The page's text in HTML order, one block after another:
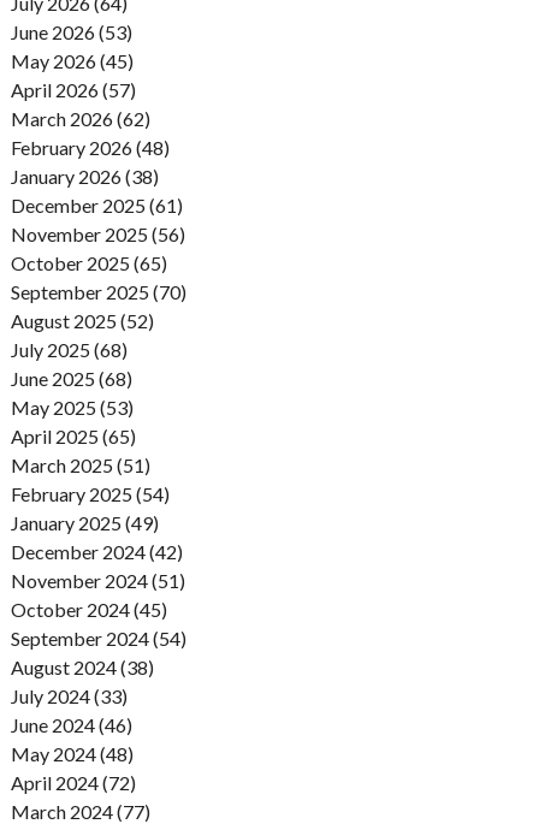
June 2026 (53)
May 2026 (45)
April 2026 (57)
March 2026 (62)
February 2026 (48)
January 2026 (38)
December 2025 (61)
November 2025 (56)
October 2025 (65)
September 2025 (70)
August 2025 (52)
July 2025 (68)
June 2025 (68)
May 2025 (53)
April 2025 (65)
March 2025 (51)
February 2025 (54)
January 2025 (49)
December 2024 (42)
November 2024 (51)
October 2024 (45)
September 2024 (54)
August 2024 (38)
July 2024 (33)
June 2024 (46)
May 2024 (48)
April 2024 (72)
March 2024 (77)